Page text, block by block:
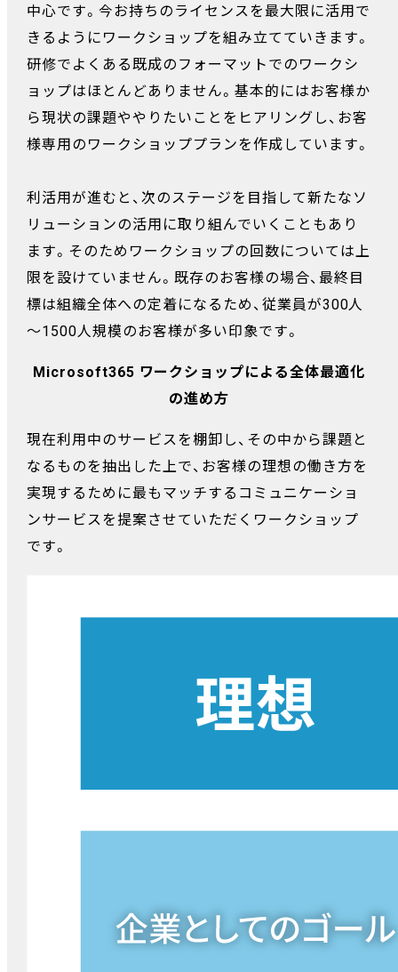
中心です。今お持ちのライセンスを最大限に活用で
きるようにワークショップを組み立てていきます。
研修でよくある既成のフォーマットでのワークシ
ョップはほとんどありません。基本的にはお客様か
ら現状の課題ややりたいことをヒアリングし、お客
様専用のワークショッププランを作成しています。
利活用が進むと、次のステージを目指して新たなソ
リューションの活用に取り組んでいくこともあり
ます。そのためワークショップの回数については上
限を設けていません。既存のお客様の場合、最終目
標は組織全体への定着になるため、従業員が300人
～1500人規模のお客様が多い印象です。
Microsoft365 ワークショップによる全体最適化
の進め方
現在利用中のサービスを棚卸し、その中から課題と
なるものを抽出した上で、お客様の理想の働き方を
実現するために最もマッチするコミュニケーショ
ンサービスを提案させていただくワークショップ
です。